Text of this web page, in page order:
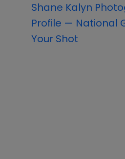
Shane Kalyn
Profile — National
Your Shot